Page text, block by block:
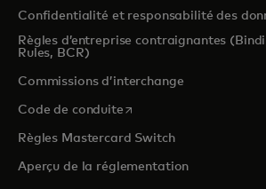
Confidentialité et responsabilité des
Règles d’entreprise contraignantes
Rules, BCR)
Commissions d’interchange
Code de conduites’ouvre dans un nouvel
Règles Mastercard Switch
Aperçu de la réglementation